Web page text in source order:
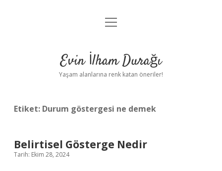
Anasayfa
Yasal Uyarı
menüyü
Evin İlham Durağı
Yaşam alanlarına renk katan öneriler!
Etiket: Durum göstergesi ne demek
Belirtisel Gösterge Nedir
Tarih: Ekim 28, 2024